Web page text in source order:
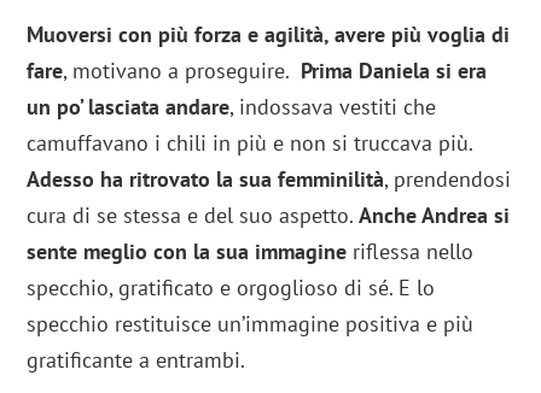
Muoversi con più forza e agilità, avere più voglia di
fare, motivano a proseguire. Prima Daniela si era
un po’ lasciata andare, indossava vestiti che
camuffavano i chili in più e non si truccava più.
Adesso ha ritrovato la sua femminilità, prendendosi
cura di se stessa e del suo aspetto.Anche Andrea si
sente meglio con la sua immagine riflessa nello
specchio, gratificato e orgoglioso di sé. E lo
specchio restituisce un’immagine positiva e più
gratificante a entrambi.